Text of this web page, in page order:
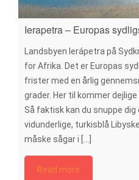
Ierapetra – Europas
Landsbyen Ierápetra på
for Afrika. Det er Europas
frister med en årlig
grader. Her til kommer
Så faktisk kan du snuppe
vidunderlige, turkisblå
måske sågar i [...]
Read more